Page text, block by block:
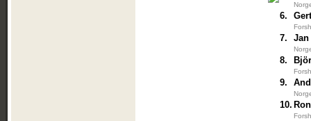
6.
7.
8.
9.
10.